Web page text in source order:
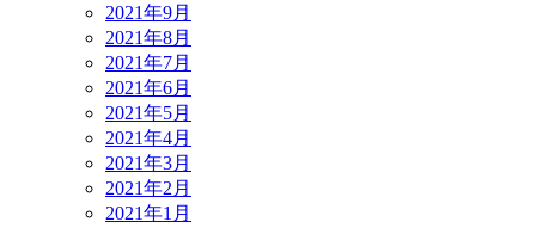
2021年9月
2021年8月
2021年7月
2021年6月
2021年5月
2021年4月
2021年3月
2021年2月
2021年1月